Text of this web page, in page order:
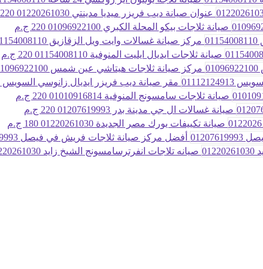
عنوان صيانة ديب فريزر ميديا مدينتي 01220261030
220 ج.م
صيانة ثلاجات بيكو المحلة الكبري 01096922100
220 ج.م
مركز صيانة غسالات وايت ويل الزقازيق 01154008110
صيانة ثلاجات ايديال ايليت المنوفية 01154008110
220 ج.م
مركز صيانة ثلاجات هيتاشي عين شمس 01096922100
مقر صيانة ديب فريزر ايديال زانوسي السويس 01112124913
صيانة ثلاجات سامسونج المنوفية 01010916814
220 ج.م
صيانة غسالات ال جي مدينة بدر 01207619993
220 ج.م
صيانة تكييفات يورك مصر الجديدة 01220261030
180 ج.م
أفضل مركز صيانة ثلاجات فريش في فيصل 01207619993
صيانه تلاجات انفرترسامسونج الشيخ زايد 01220261030